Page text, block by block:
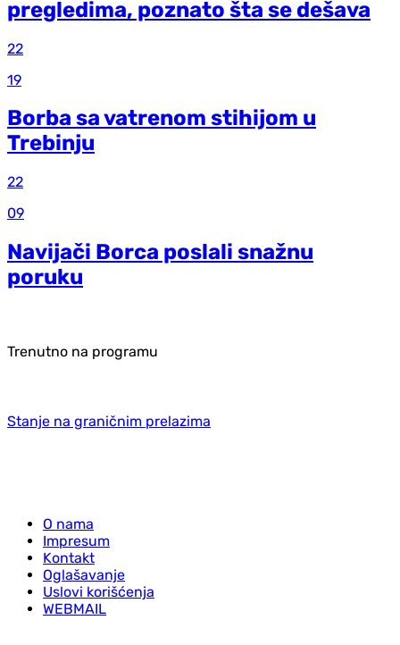
pregledima, poznato šta se dešava
22
19
Borba sa vatrenom stihijom u
Trebinju
22
09
Navijači Borca poslali snažnu
poruku
Trenutno na programu
Stanje na graničnim prelazima
O nama
Impresum
Kontakt
Oglašavanje
Uslovi korišćenja
WEBMAIL